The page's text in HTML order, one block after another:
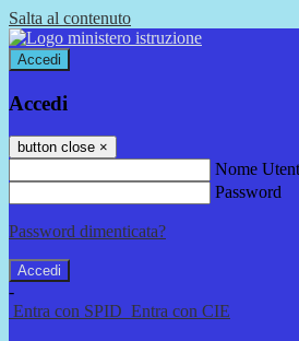
Salta al contenuto
Accedi
Accedi
button close ×
Nome
Password
Password dimenticata?
-
Entra con SPID Entra con CIE